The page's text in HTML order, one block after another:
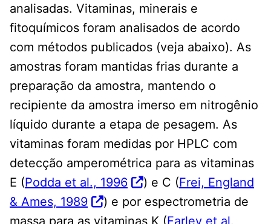
analisadas. Vitaminas, minerais e
fitoquímicos foram analisados ​​de acordo
com métodos publicados (veja abaixo). As
amostras foram mantidas frias durante a
preparação da amostra, mantendo o
recipiente da amostra imerso em nitrogênio
líquido durante a etapa de pesagem. As
vitaminas foram medidas por HPLC com
detecção amperométrica para as vitaminas
E (Podda et al., 1996 ) e C (Frei, England
& Ames, 1989
) e por espectrometria de
massa para as vitaminas K (Farley et al.,